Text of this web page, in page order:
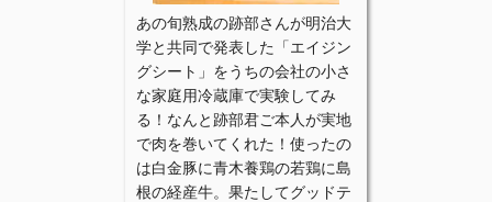
あの旬熟成の跡部さんが明治大
学と共同で発表した「エイジン
グシート」をうちの会社の小さ
な家庭用冷蔵庫で実験してみ
る！なんと跡部君ご本人が実地
で肉を巻いてくれた！使ったの
は白金豚に青木養鶏の若鶏に島
根の経産牛。果たしてグッドテ